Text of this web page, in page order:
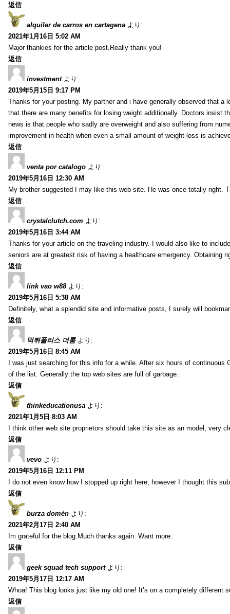
返信
alquiler de carros en cartagena より:
2021年1月16日 5:02 AM
Major thankies for the article post.Really thank you!
返信
investment より:
2019年5月15日 9:17 PM
Thanks for your posting. My partner and i have generally observed that
that there are many benefits for losing weight additionally. Doctors insist
news is that people who sadly are overweight and also suffering from
improvement in health when even a small amount of weight loss is
返信
venta por catalogo より:
2019年5月16日 12:30 AM
My brother suggested I may like this web site. He was once totally right.
返信
crystalclutch.com より:
2019年5月16日 3:44 AM
Thanks for your article on the traveling industry. I would also like to
seniors are at greatest risk of having a healthcare emergency. Obtaining
返信
link vao w88 より:
2019年5月16日 5:38 AM
Definitely, what a splendid site and informative posts, I surely will
返信
먹튀폴리스 더룸 より:
2019年5月16日 8:45 AM
I was just searching for this info for a while. After six hours of
of the list. Generally the top web sites are full of garbage.
返信
thinkeducationusa より:
2021年1月5日 8:03 AM
I think other web site proprietors should take this site as an model, very
返信
vevo より:
2019年5月16日 12:11 PM
I do not even know how I stopped up right here, however I thought this
返信
burza domén より:
2021年2月17日 2:40 AM
Im grateful for the blog.Much thanks again. Want more.
返信
geek squad tech support より:
2019年5月17日 12:17 AM
Whoa! This blog looks just like my old one! It’s on a completely
返信